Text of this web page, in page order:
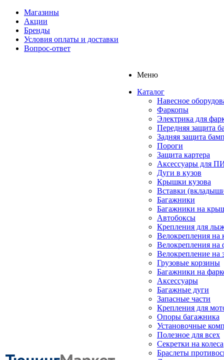
Магазины
Акции
Бренды
Условия оплаты и доставки
Вопрос-ответ
Меню
Каталог
Навесное
Фаркопы
Электрика для
Передняя защита
Задняя защита
Пороги
Защита картера
Аксессуары для
Дуги в кузов
Крышки кузова
Вставки
Багажники
Багажники на
Автобоксы
Крепления для
Велокрепления
Велокрепления на
Велокрепление на
Грузовые корзины
Багажники на
Аксессуары
Багажные дуги
Запасные части
Крепления для
Опоры багажника
Установочные
Полезное для всех
Секретки на колеса
Браслеты